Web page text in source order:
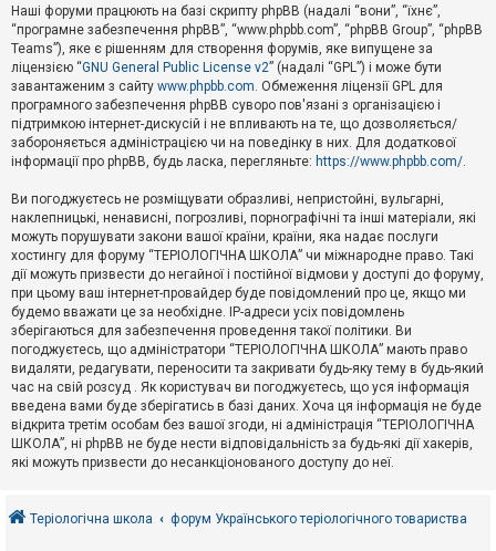
м
и
б
е
з
в
і
д
п
о
в
д
й
А
к
т
и
в
н
т
е
м
и
о
Наші форуми працюють на базі скрипту phpBB (надалі “вони”, “їхнє”,
“програмне забезпечення phpBB”, “www.phpbb.com”, “phpBB Group”, “phpBB
Teams”), яке є рішенням для створення форумів, яке випущене за
ліцензією “GNU General Public License v2” (надалі “GPL”) і може бути
завантаженим з сайту www.phpbb.com. Обмеження ліцензії GPL для
програмного забезпечення phpBB суворо пов'язані з організацією і
підтримкою інтернет-дискусій і не впливають на те, що дозволяється/
забороняється адміністрацією чи на поведінку в них. Для додаткової
інформації про phpBB, будь ласка, перегляньте: https://www.phpbb.com/.
Ви погоджуєтесь не розміщувати образливі, непристойні, вульгарні,
наклепницькі, ненависні, погрозливі, порнографічні та інші матеріали, які
можуть порушувати закони вашої країни, країни, яка надає послуги
хостингу для форуму “ТЕРІОЛОГІЧНА ШКОЛА” чи міжнародне право. Такі
дії можуть призвести до негайної і постійної відмови у доступі до форуму,
при цьому ваш інтернет-провайдер буде повідомлений про це, якщо ми
будемо вважати це за необхідне. IP-адреси усіх повідомлень
зберігаються для забезпечення проведення такої політики. Ви
погоджуєтесь, що адміністратори “ТЕРІОЛОГІЧНА ШКОЛА” мають право
видаляти, редагувати, переносити та закривати будь-яку тему в будь-який
час на свій розсуд . Як користувач ви погоджуєтесь, що уся інформація
введена вами буде зберігатись в базі даних. Хоча ця інформація не буде
відкрита третім особам без вашої згоди, ні адміністрація “ТЕРІОЛОГІЧНА
ШКОЛА”, ні phpBB не буде нести відповідальність за будь-які дії хакерів,
які можуть призвести до несанкціонованого доступу до неї.
Теріологічна школа форум Українського теріологічного товариства